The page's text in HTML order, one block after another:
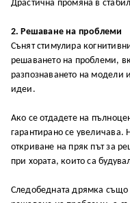
Драстична промяна в
2. Решаване на проблеми
Сънят стимулира
решаването на проблеми,
разпознаването на модели
идеи.
Ако се отдадете на
гарантирано се увеличава.
откриване на пряк път за
при хората, които са
Следобедната дрямка също